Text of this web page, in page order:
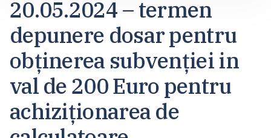
conținut
20.05.2024 – termen
depunere dosar pentru
obținerea subvenției in
val de 200 Euro pentru
achiziționarea de